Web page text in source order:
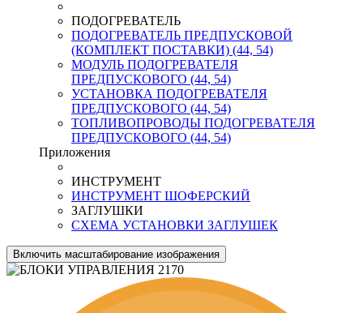
ПОДОГРЕВАТЕЛЬ
ПОДОГРЕВАТЕЛЬ ПРЕДПУСКОВОЙ
(КОМПЛЕКТ ПОСТАВКИ) (44, 54)
МОДУЛЬ ПОДОГРЕВАТЕЛЯ
ПРЕДПУСКОВОГО (44, 54)
УСТАНОВКА ПОДОГРЕВАТЕЛЯ
ПРЕДПУСКОВОГО (44, 54)
ТОПЛИВОПРОВОДЫ ПОДОГРЕВАТЕЛЯ
ПРЕДПУСКОВОГО (44, 54)
Приложения
ИНСТРУМЕНТ
ИНСТРУМЕНТ ШОФЕРСКИЙ
ЗАГЛУШКИ
СХЕМА УСТАНОВКИ ЗАГЛУШЕК
Включить масштабирование изображения